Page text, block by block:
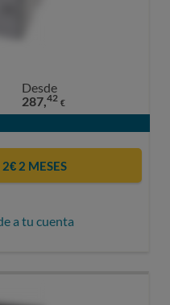
Desde
287,42 €
2 MESES
a tu cuenta